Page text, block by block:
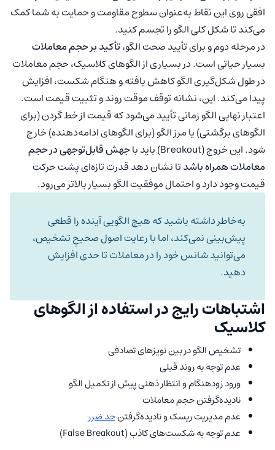
افقی روی این نقاط به‌عنوان سطوح مقاومت و حمایت به شما کمک
می‌کند تا شکل کلی الگو را تجسم کنید.
در مرحله دوم و برای تأیید صحت الگو،تأکید بر حجم معاملات
بسیار حیاتی است. در بسیاری از الگوهای کلاسیک، حجم معاملات
در طول شکل‌گیری الگو کاهش یافته و هنگام شکست، افزایش
پیدا می‌کند. این، نشانه توقف موقت روند و تثبیت قیمت است.
اعتبار نهایی الگو زمانی تأیید می‌شود که قیمت از خط گردن (برای
الگوهای برگشتی) یا مرز الگو (برای الگوهای ادامه‌دهنده) خارج
شود. این خروج (Breakout) باید با
جهش قابل‌توجهی در حجم
معاملات همراه باشدتا نشان دهد قدرت تازه‌ای پشت حرکت
قیمت وجود دارد و احتمال موفقیت الگو بسیار بالاتر می‌رود.
به‌خاطر داشته باشید که هیچ الگویی آینده را قطعی
پیش‌بینی نمی‌کند، اما با رعایت اصول صحیحِ تشخیص،
می‌توانید شانس خود را در معاملات تا حدی افزایش
دهید.
اشتباهات رایج در استفاده از الگوهای
کلاسیک
تشخیص الگو در بین نویزهای تصادفی
عدم توجه به روند قبلی
ورود زودهنگام و انتظار ذهنی پیش از تکمیل الگو
نادیده‌گرفتن حجم معاملات
عدم مدیریت ریسک و نادیده‌گرفتنحد ضرر
عدم توجه به شکست‌های کاذب (False Breakout)